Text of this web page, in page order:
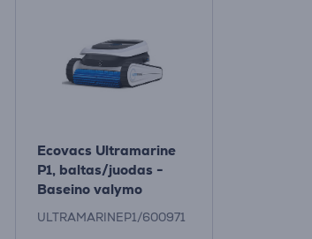
Ecovacs Ultramarine
P1, baltas/juodas -
Baseino valymo
robotas
ULTRAMARINEP1/600971